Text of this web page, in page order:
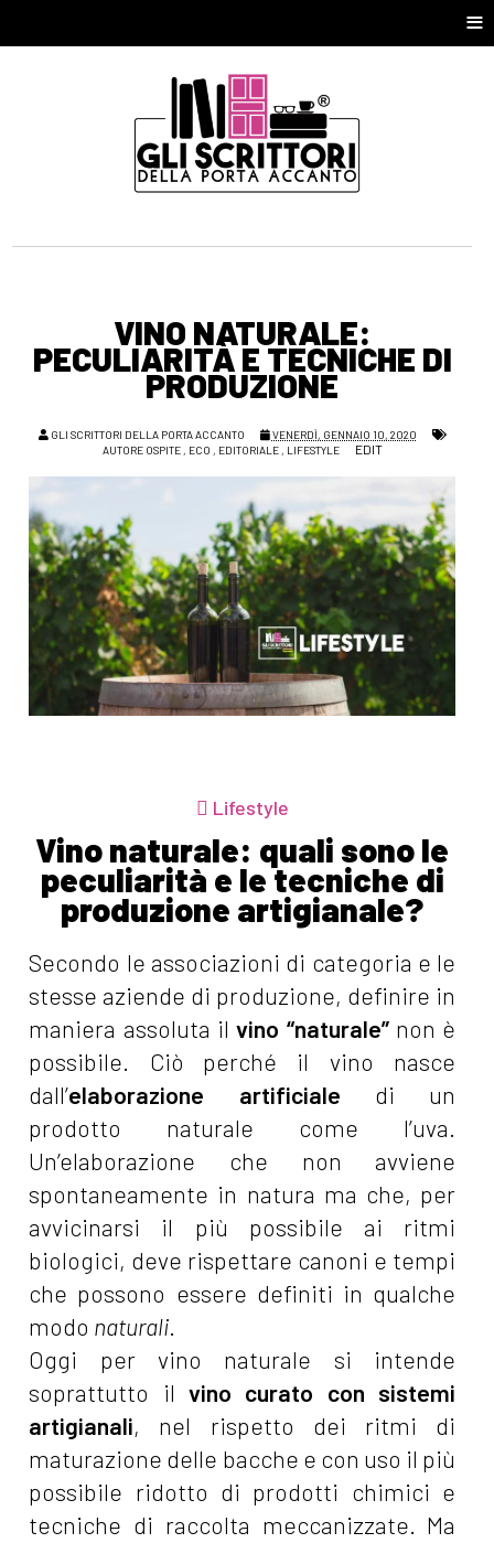
≡
VINO NATURALE:
PECULIARITÀ E TECNICHE DI
PRODUZIONE
GLI SCRITTORI DELLA PORTA ACCANTO
VENERDÌ, GENNAIO 10, 2020
AUTORE OSPITE, ECO , EDITORIALE, LIFESTYLE EDIT
Lifestyle
Vino naturale: quali sono le
peculiarità e le tecniche di
produzione artigianale?
Secondo le associazioni di categoria e le
stesse aziende di produzione, definire in
maniera assoluta ilvino “naturale”non è
possibile. Ciò perché il vino nasce
dall’elaborazione artificiale di un
prodotto naturale come l’uva.
Un’elaborazione che non avviene
spontaneamente in natura ma che, per
avvicinarsi il più possibile ai ritmi
biologici, deve rispettare canoni e tempi
che possono essere definiti in qualche
modo naturali.
Oggi per vino naturale si intende
soprattutto ilvino curato con sistemi
artigianali, nel rispetto dei ritmi di
maturazione delle bacche e con uso il più
possibile ridotto di prodotti chimici e
tecniche di raccolta meccanizzate. Ma